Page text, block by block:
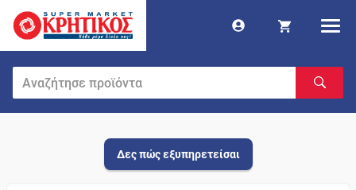
Δες πώς εξυπηρετείσαι